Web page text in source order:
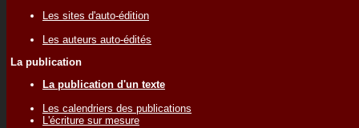
Les sites d'auto-édition
Les auteurs auto-édités
La publication
La publication d'un texte
Les calendriers des publications
L'écriture sur mesure